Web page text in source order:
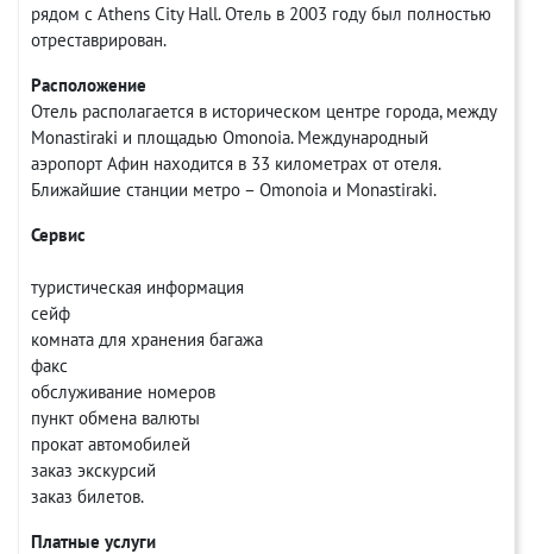
рядом с Athens City Hall. Отель в 2003 году был полностью
отреставрирован.
Расположение
Отель располагается в историческом центре города, между
Monastiraki и площадью Omonoia. Международный
аэропорт Афин находится в 33 километрах от отеля.
Ближайшие станции метро – Omonoia и Monastiraki.
Сервис
туристическая информация
сейф
комната для хранения багажа
факс
обслуживание номеров
пункт обмена валюты
прокат автомобилей
заказ экскурсий
заказ билетов.
Платные услуги